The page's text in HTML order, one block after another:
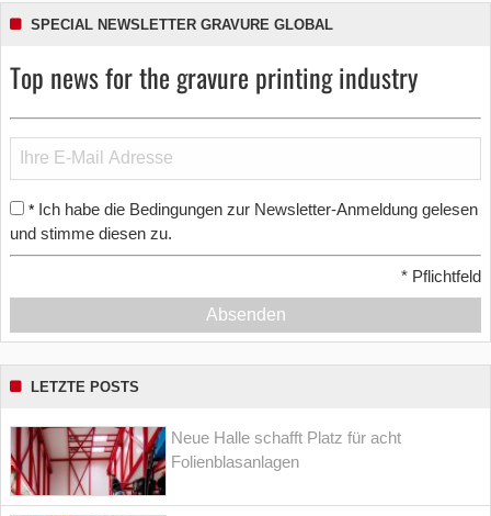
SPECIAL NEWSLETTER GRAVURE GLOBAL
Top news for the gravure printing industry
* Ich habe die Bedingungen zur Newsletter-Anmeldung gelesen
und stimme diesen zu.
* Pflichtfeld
Absenden
LETZTE POSTS
Neue Halle schafft Platz für acht
Folienblasanlagen